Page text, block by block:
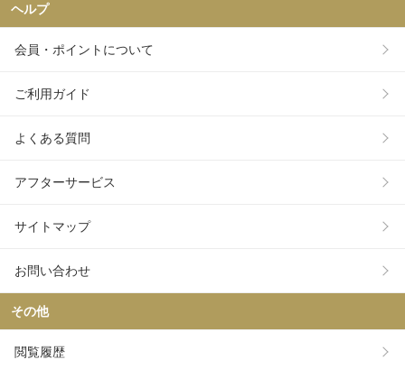
ヘルプ
会員・ポイントについて
ご利用ガイド
よくある質問
アフターサービス
サイトマップ
お問い合わせ
その他
閲覧履歴